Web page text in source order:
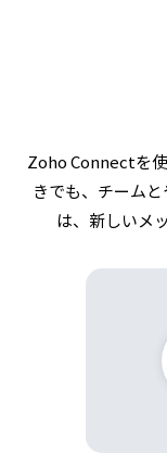
Zoho Connectを
きでも、チーム
は、新しいメ